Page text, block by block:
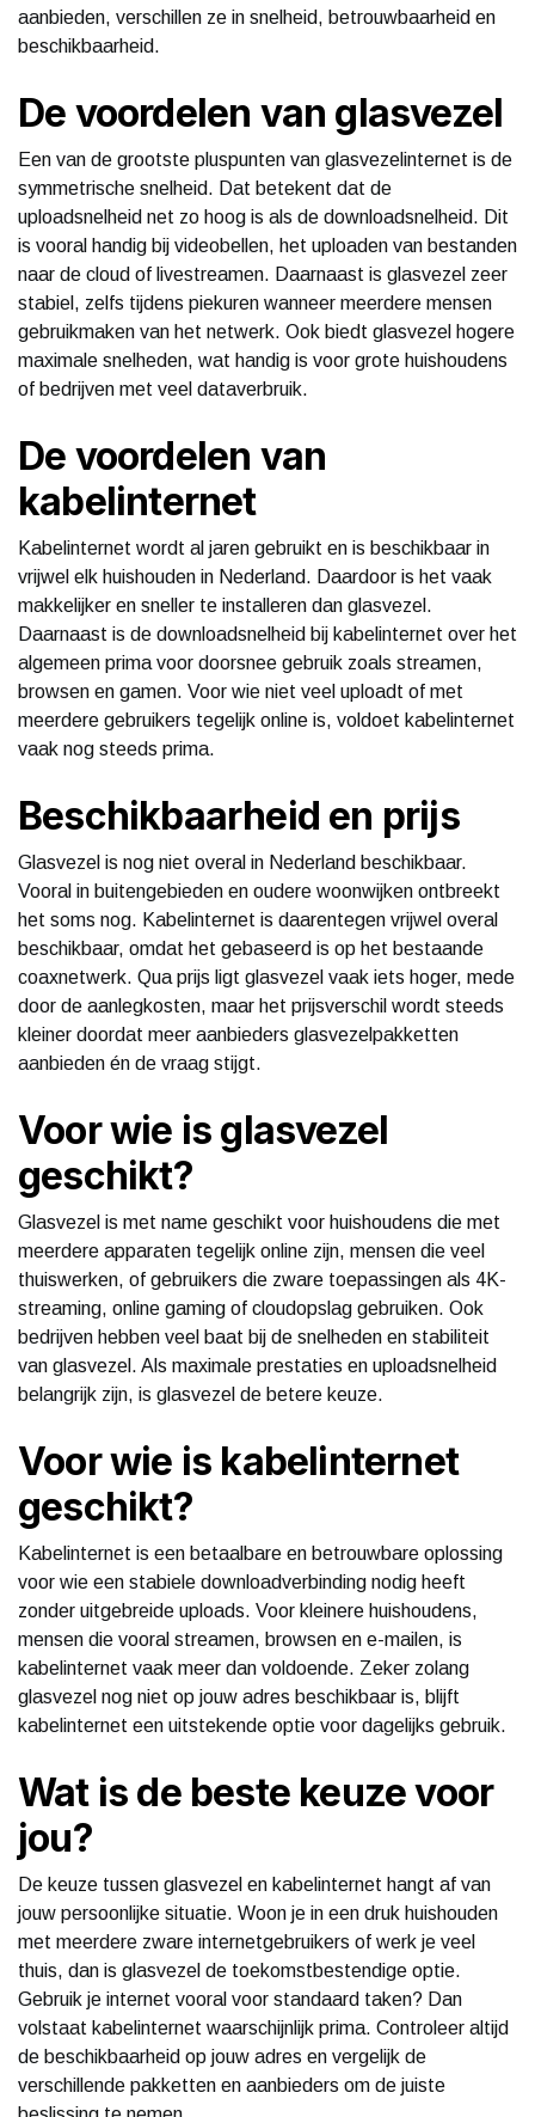
aanbieden, verschillen ze in snelheid, betrouwbaarheid en
beschikbaarheid.
De voordelen van glasvezel
Een van de grootste pluspunten van glasvezelinternet is de
symmetrische snelheid. Dat betekent dat de
uploadsnelheid net zo hoog is als de downloadsnelheid. Dit
is vooral handig bij videobellen, het uploaden van bestanden
naar de cloud of livestreamen. Daarnaast is glasvezel zeer
stabiel, zelfs tijdens piekuren wanneer meerdere mensen
gebruikmaken van het netwerk. Ook biedt glasvezel hogere
maximale snelheden, wat handig is voor grote huishoudens
of bedrijven met veel dataverbruik.
De voordelen van
kabelinternet
Kabelinternet wordt al jaren gebruikt en is beschikbaar in
vrijwel elk huishouden in Nederland. Daardoor is het vaak
makkelijker en sneller te installeren dan glasvezel.
Daarnaast is de downloadsnelheid bij kabelinternet over het
algemeen prima voor doorsnee gebruik zoals streamen,
browsen en gamen. Voor wie niet veel uploadt of met
meerdere gebruikers tegelijk online is, voldoet kabelinternet
vaak nog steeds prima.
Beschikbaarheid en prijs
Glasvezel is nog niet overal in Nederland beschikbaar.
Vooral in buitengebieden en oudere woonwijken ontbreekt
het soms nog. Kabelinternet is daarentegen vrijwel overal
beschikbaar, omdat het gebaseerd is op het bestaande
coaxnetwerk. Qua prijs ligt glasvezel vaak iets hoger, mede
door de aanlegkosten, maar het prijsverschil wordt steeds
kleiner doordat meer aanbieders glasvezelpakketten
aanbieden én de vraag stijgt.
Voor wie is glasvezel
geschikt?
Glasvezel is met name geschikt voor huishoudens die met
meerdere apparaten tegelijk online zijn, mensen die veel
thuiswerken, of gebruikers die zware toepassingen als 4K-
streaming, online gaming of cloudopslag gebruiken. Ook
bedrijven hebben veel baat bij de snelheden en stabiliteit
van glasvezel. Als maximale prestaties en uploadsnelheid
belangrijk zijn, is glasvezel de betere keuze.
Voor wie is kabelinternet
geschikt?
Kabelinternet is een betaalbare en betrouwbare oplossing
voor wie een stabiele downloadverbinding nodig heeft
zonder uitgebreide uploads. Voor kleinere huishoudens,
mensen die vooral streamen, browsen en e-mailen, is
kabelinternet vaak meer dan voldoende. Zeker zolang
glasvezel nog niet op jouw adres beschikbaar is, blijft
kabelinternet een uitstekende optie voor dagelijks gebruik.
Wat is de beste keuze voor
jou?
De keuze tussen glasvezel en kabelinternet hangt af van
jouw persoonlijke situatie. Woon je in een druk huishouden
met meerdere zware internetgebruikers of werk je veel
thuis, dan is glasvezel de toekomstbestendige optie.
Gebruik je internet vooral voor standaard taken? Dan
volstaat kabelinternet waarschijnlijk prima. Controleer altijd
de beschikbaarheid op jouw adres en vergelijk de
verschillende pakketten en aanbieders om de juiste